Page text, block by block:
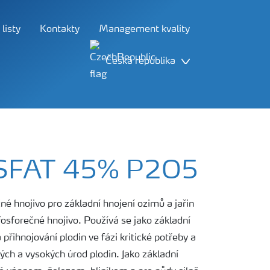
listy Kontakty Management kvality
Česká republika
45% P2O5
hnojivo pro základní hnojení ozimů a jařin
hnojivo. Používá se jako základní
plodin ve fázi kritické potřeby a
a vysokých úrod plodin. Jako základní